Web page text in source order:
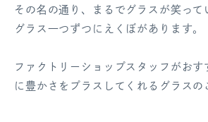
お気に入り
その名の通り、まるでグラスが笑って
グラス一つずつにえくぼがあります。
ファクトリーショップスタッフがおす
に豊かさをプラスしてくれるグラスの